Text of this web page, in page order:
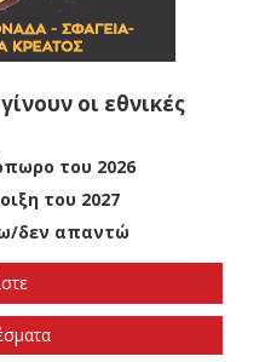
οι εθνικές
του 2026
του 2027
δεν απαντώ